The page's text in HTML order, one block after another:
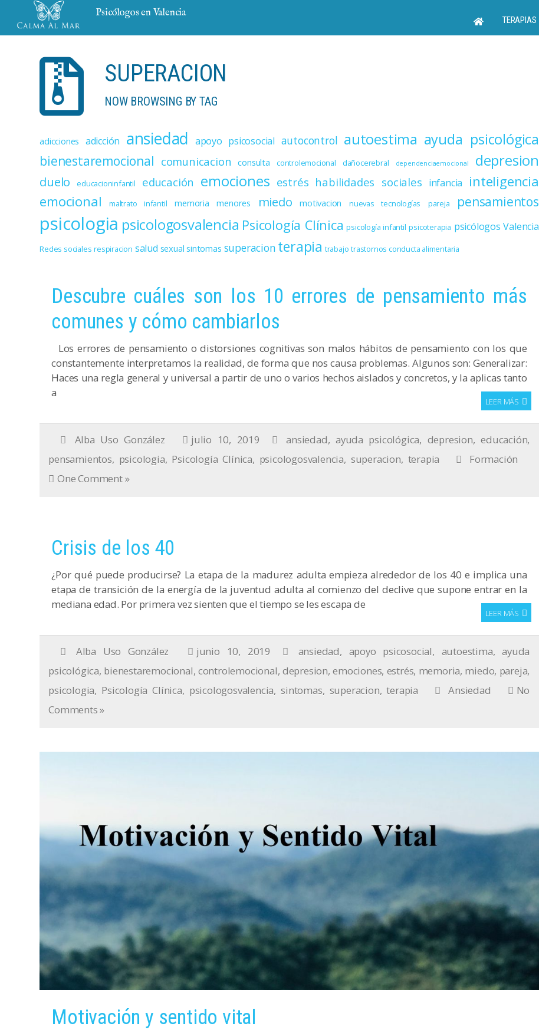
Psicólogos en Valencia
TERAPIAS
SUPERACION
NOW BROWSING BY TAG
adicciones adicción ansiedad apoyo psicosocial autocontrol autoestima ayuda psicológica
bienestaremocional comunicacion consulta controlemocional dañocerebral dependenciaemocional depresion
duelo educacioninfantil educación emociones estrés habilidades sociales infancia
inteligencia
emocional
maltrato infantil memoria menores miedo motivacion nuevas tecnologías pareja pensamientos
psicologia psicologosvalencia Psicología Clínica psicología infantil psicoterapia psicólogos Valencia
Redes sociales respiracion salud sexual sintomas superacion terapia trabajo trastornos conducta alimentaria
Descubre cuáles son los 10 errores de pensamiento más
comunes y cómo cambiarlos
Los errores de pensamiento o distorsiones cognitivas son malos hábitos de pensamiento con los que
constantemente interpretamos la realidad, de forma que nos causa problemas. Algunos son: Generalizar:
Haces una regla general y universal a partir de uno o varios hechos aislados y concretos, y la aplicas tanto
a
LEER MÁS
Alba Uso González julio 10, 2019 ansiedad, ayuda psicológica, depresion,educación,
pensamientos, psicologia, Psicología Clínica, psicologosvalencia, superacion, terapia
Formación
One Comment »
Crisis de los 40
¿Por qué puede producirse? La etapa de la madurez adulta empieza alrededor de los 40 e implica una
etapa de transición de la energía de la juventud adulta al comienzo del declive que supone entrar en la
mediana edad. Por primera vez sienten que el tiempo se les escapa de
LEER MÁS
Alba Uso González junio 10, 2019 ansiedad, apoyo psicosocial, autoestima,ayuda
psicológica, bienestaremocional, controlemocional, depresion,emociones, estrés, memoria, miedo, pareja,
psicologia, Psicología Clínica, psicologosvalencia,sintomas, superacion,terapia Ansiedad
No
Comments »
Motivación y sentido vital